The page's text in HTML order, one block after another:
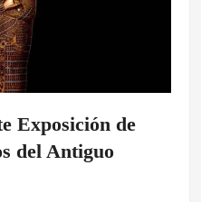
Exposición de
del Antiguo